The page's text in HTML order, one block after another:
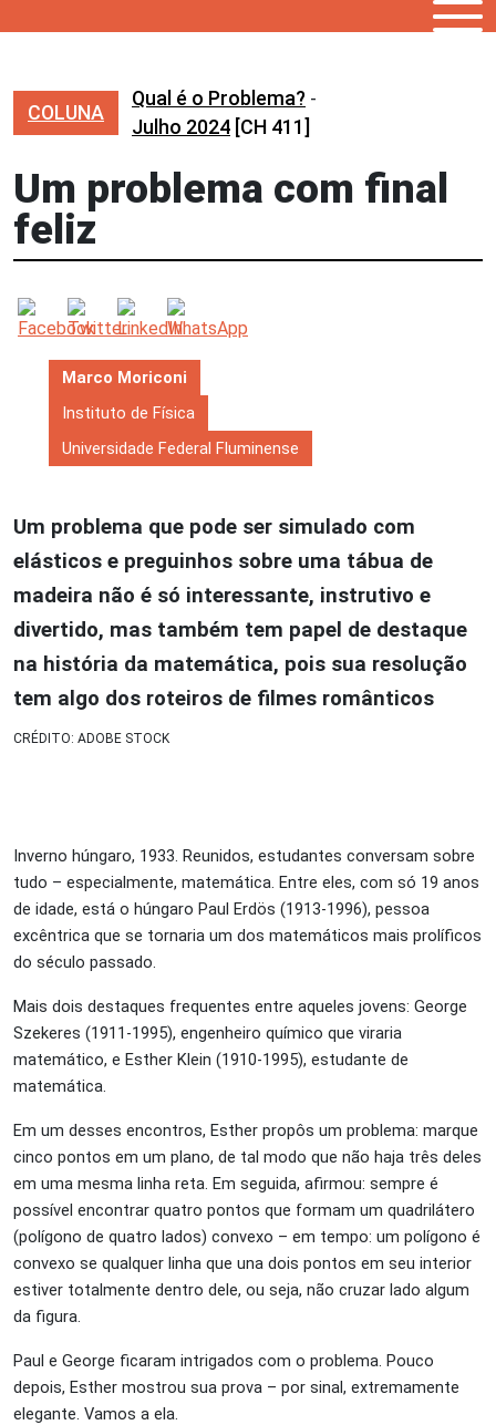
COLUNA
Qual é o Problema? -
Julho 2024 [CH 411]
Um problema com final
feliz
Marco Moriconi
Instituto de Física
Universidade Federal Fluminense
Um problema que pode ser simulado com
elásticos e preguinhos sobre uma tábua de
madeira não é só interessante, instrutivo e
divertido, mas também tem papel de destaque
na história da matemática, pois sua resolução
tem algo dos roteiros de filmes românticos
CRÉDITO: ADOBE STOCK
Inverno húngaro, 1933. Reunidos, estudantes conversam sobre
tudo – especialmente, matemática. Entre eles, com só 19 anos
de idade, está o húngaro Paul Erdös (1913-1996), pessoa
excêntrica que se tornaria um dos matemáticos mais prolíficos
do século passado.
Mais dois destaques frequentes entre aqueles jovens: George
Szekeres (1911-1995), engenheiro químico que viraria
matemático, e Esther Klein (1910-1995), estudante de
matemática.
Em um desses encontros, Esther propôs um problema: marque
cinco pontos em um plano, de tal modo que não haja três deles
em uma mesma linha reta. Em seguida, afirmou: sempre é
possível encontrar quatro pontos que formam um quadrilátero
(polígono de quatro lados) convexo – em tempo: um polígono é
convexo se qualquer linha que una dois pontos em seu interior
estiver totalmente dentro dele, ou seja, não cruzar lado algum
da figura.
Paul e George ficaram intrigados com o problema. Pouco
depois, Esther mostrou sua prova – por sinal, extremamente
elegante. Vamos a ela.